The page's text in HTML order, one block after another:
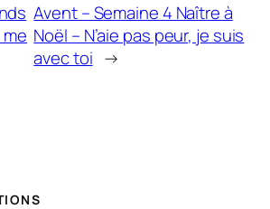
Avent – Semaine 4 Naître à
Noël – N’aie pas peur, je suis
avec toi →